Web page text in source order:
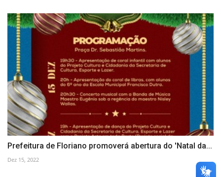
Prefeitura de Floriano promoverá abertura do 'Natal da...
Dez 15, 2022